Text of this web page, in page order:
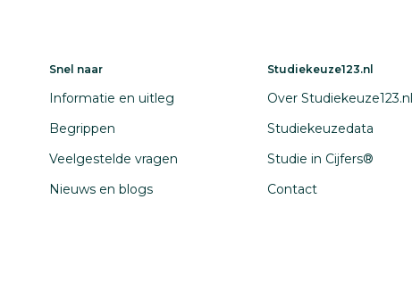
Snel naar
Informatie en uitleg
Begrippen
Veelgestelde vragen
Nieuws en blogs
Studiekeuze123.nl
Over
Studiekeuzedata
Studie in Cijfers®
Contact